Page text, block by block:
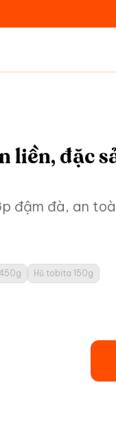
liền, đặc
đậm đà, an
Hũ tobita 150g